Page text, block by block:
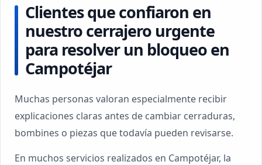
Clientes que confiaron en
nuestro cerrajero urgente
para resolver un bloqueo en
Campotéjar
Muchas personas valoran especialmente recibir
explicaciones claras antes de cambiar cerraduras,
bombines o piezas que todavía pueden revisarse.
En muchos servicios realizados en Campotéjar, la